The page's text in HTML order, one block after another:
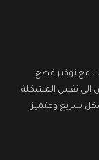
مع توفير قطع
الى نفس المشكلة
سريع ومتميز.